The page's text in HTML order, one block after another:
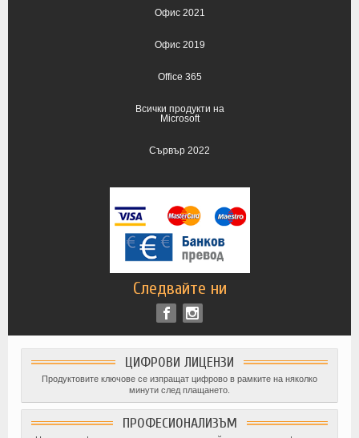
Офис 2021
Офис 2019
Office 365
Всички продукти на
Microsoft
Сървър 2022
Следвайте ни
ЦИФРОВИ ЛИЦЕНЗИ
Продуктовите ключове се изпращат цифрово в рамките на няколко
минути след плащането.
ПРОФЕСИОНАЛИЗЪМ